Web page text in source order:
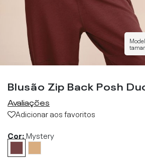
Blusão Zip Back Posh
Avaliações
Adicionar aos favoritos
Cor:Mystery